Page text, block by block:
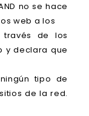
AND no se hace
web a los
de los
y declara que
tipo de
de la red.